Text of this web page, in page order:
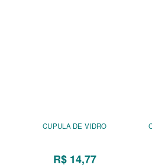
CUPULA DE VIDRO
R$ 14,77